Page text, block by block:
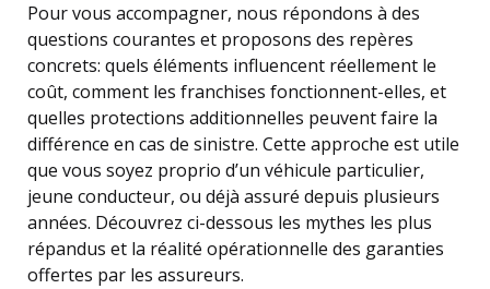
Pour vous accompagner, nous répondons à des
questions courantes et proposons des repères
concrets: quels éléments influencent réellement le
coût, comment les franchises fonctionnent-elles, et
quelles protections additionnelles peuvent faire la
différence en cas de sinistre. Cette approche est utile
que vous soyez proprio d’un véhicule particulier,
jeune conducteur, ou déjà assuré depuis plusieurs
années. Découvrez ci-dessous les mythes les plus
répandus et la réalité opérationnelle des garanties
offertes par les assureurs.